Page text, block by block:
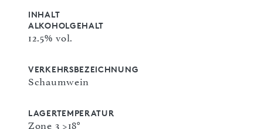
INHALT
ALKOHOLGEHALT
12.5% vol.
VERKEHRSBEZEICHNUNG
Schaumwein
LAGERTEMPERATUR
Zone 3 >18°